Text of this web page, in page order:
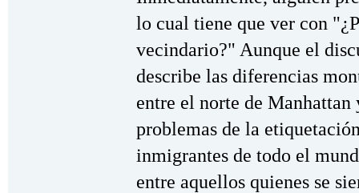
lo cual tiene que ver con
vecindario?" Aunque el
describe las diferencias
entre el norte de
problemas de la
inmigrantes de todo el
entre aquellos quienes se